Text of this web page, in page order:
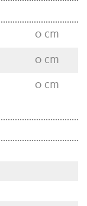
0 cm
0 cm
0 cm